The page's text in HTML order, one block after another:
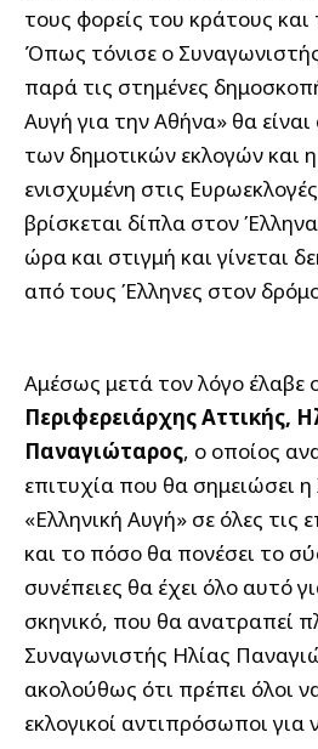
τους φορείς του κράτους
Όπως τόνισε ο
παρά τις στημένες
Αυγή για την Αθήνα» θα
των δημοτικών εκλογών και
ενισχυμένη στις
βρίσκεται δίπλα στον
ώρα και στιγμή και γίνεται
από τους Έλληνες στον δρόμο
Αμέσως μετά τον λόγο έλαβε
Περιφερειάρχης Αττικής,
Παναγιώταρος, ο οποίος
επιτυχία που θα σημειώσει
«Ελληνική Αυγή» σε όλες τις
και το πόσο θα πονέσει το
συνέπειες θα έχει όλο αυτό
σκηνικό, που θα ανατραπεί
Συναγωνιστής Ηλίας
ακολούθως ότι πρέπει όλοι
εκλογικοί αντιπρόσωποι για